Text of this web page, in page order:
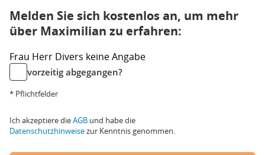
Melden Sie sich kostenlos an, um mehr
über Maximilian zu erfahren:
Frau Herr Divers keine Angabe
vorzeitig abgegangen?
* Pflichtfelder
Ich akzeptiere dieAGB und habe die
Datenschutzhinweisezur Kenntnis genommen.